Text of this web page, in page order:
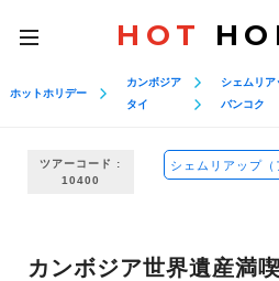
toggle
navigation
HOT
ホットホリデー
カンボジア
タイ
シェムリア
バンコク
ツアーコード :
10400
シェムリアップ（
カンボジア世界遺産満